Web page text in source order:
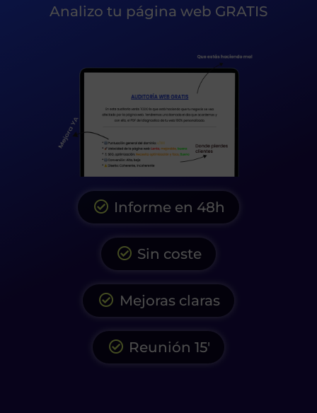
Analizo tu página web GRATIS
Informe en 48h
Sin coste
Mejoras claras
Reunión 15'